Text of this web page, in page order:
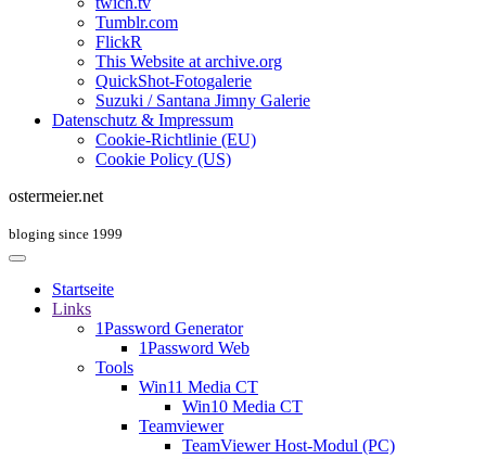
Tumblr.com
FlickR
This Website at archive.org
QuickShot-Fotogalerie
Suzuki / Santana Jimny Galerie
Datenschutz & Impressum
Cookie-Richtlinie (EU)
Cookie Policy (US)
ostermeier.net
bloging since 1999
Startseite
Links
1Password Generator
1Password Web
Tools
Win11 Media CT
Win10 Media CT
Teamviewer
TeamViewer Host-Modul (PC)